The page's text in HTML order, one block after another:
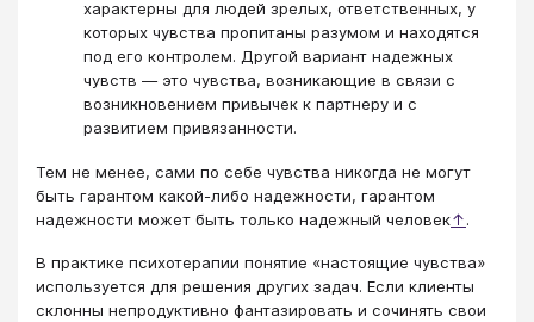
характерны для людей зрелых, ответственных, у
которых чувства пропитаны разумом и находятся
под его контролем. Другой вариант надежных
чувств — это чувства, возникающие в связи с
возникновением привычек к партнеру и с
развитием привязанности.
Тем не менее, сами по себе чувства никогда не могут
быть гарантом какой-либо надежности, гарантом
надежности может быть только надежный человек↑.
В практике психотерапии понятие «настоящие чувства»
используется для решения других задач. Если клиенты
склонны непродуктивно фантазировать и сочинять свои